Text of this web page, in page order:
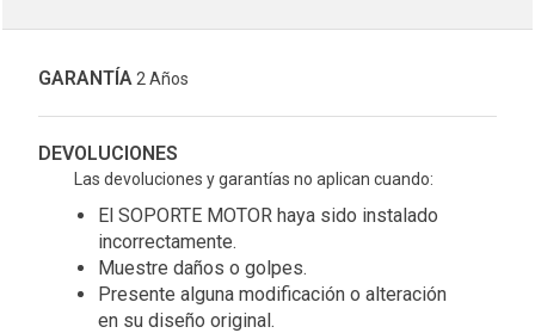
GARANTÍA 2 Años
DEVOLUCIONES
Las devoluciones y garantías no aplican cuando:
El SOPORTE MOTOR haya sido instalado
incorrectamente.
Muestre daños o golpes.
Presente alguna modificación o alteración
en su diseño original.